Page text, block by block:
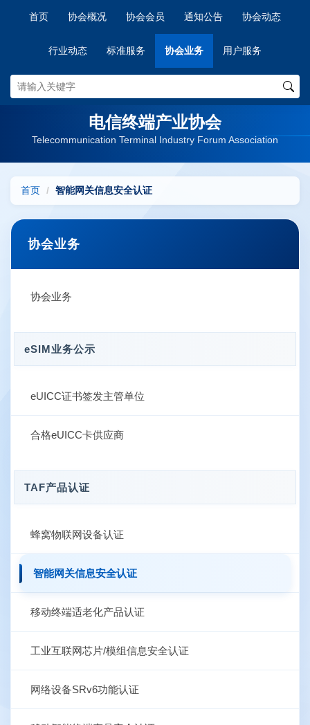
首页 协会概况 协会会员 通知公告 协会动态
行业动态 标准服务 协会业务 用户服务
电信终端产业协会
Telecommunication Terminal Industry Forum Association
首页 智能网关信息安全认证
协会业务
协会业务
eSIM业务公示
eUICC证书签发主管单位
合格eUICC卡供应商
TAF产品认证
蜂窝物联网设备认证
智能网关信息安全认证
移动终端适老化产品认证
工业互联网芯片/模组信息安全认证
网络设备SRv6功能认证